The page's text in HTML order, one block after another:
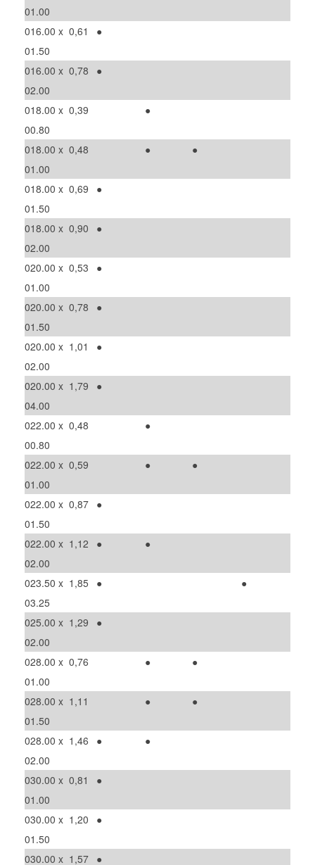
01.00
016.00 x
01.50
0,61 ●
016.00 x
02.00
0,78 ●
018.00 x
00.80
0,39 ●
018.00 x
01.00
0,48 ● ●
018.00 x
01.50
0,69 ●
018.00 x
02.00
0,90 ●
020.00 x
01.00
0,53 ●
020.00 x
01.50
0,78 ●
020.00 x
02.00
1,01 ●
020.00 x
04.00
1,79 ●
022.00 x
00.80
0,48 ●
022.00 x
01.00
0,59 ● ●
022.00 x
01.50
0,87 ●
022.00 x
02.00
1,12 ● ●
023.50 x
03.25
1,85 ● ●
025.00 x
02.00
1,29 ●
028.00 x
01.00
0,76 ● ●
028.00 x
01.50
1,11 ● ●
028.00 x
02.00
1,46 ● ●
030.00 x
01.00
0,81 ●
030.00 x
01.50
1,20 ●
030.00 x 1,57 ●